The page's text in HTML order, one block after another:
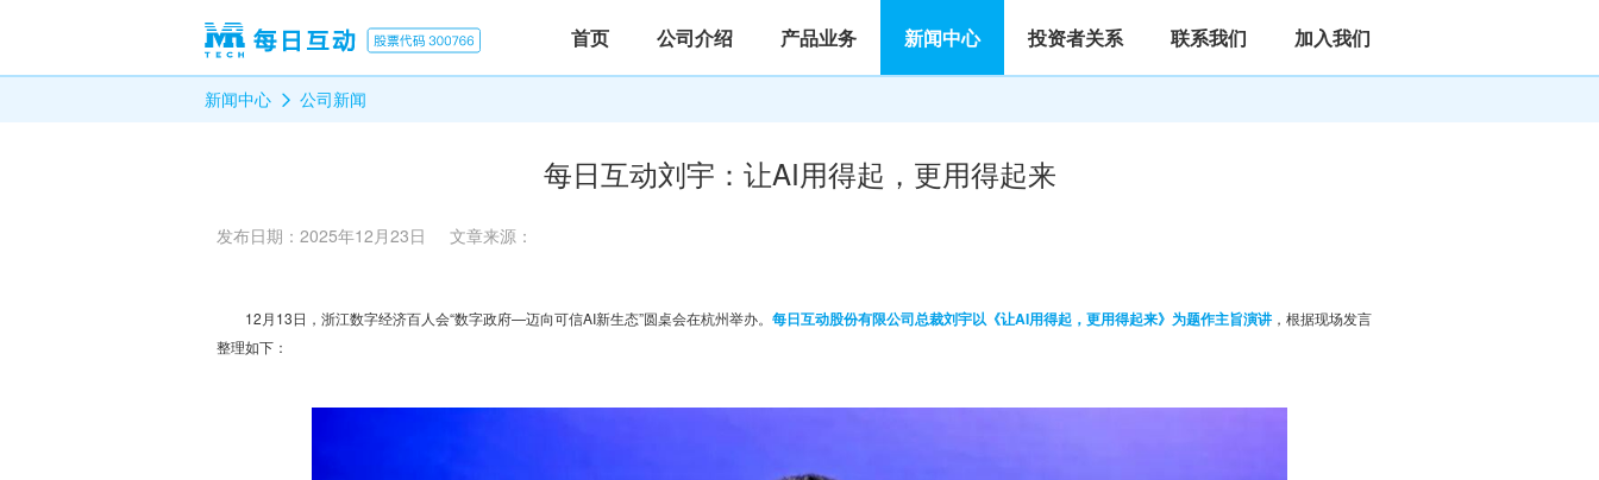
首页 公司介绍 产品业务 新闻中心 投资者关系 联系我们 加入我们
新闻中心 公司新闻
每日互动刘宇：让AI用得起，更用得起来
发布日期： 2025年12月23日 文章来源：
12月13日，浙江数字经济百人会“数字政府—迈向可信AI新生态”圆桌会在杭州举办。 每日互动股份有限公司总裁刘宇以《让AI用得起，更用得起来》为题作主旨演讲，根据现场发言
整理如下：